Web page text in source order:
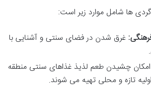
ها شامل موارد زیر است:
غرق شدن در فضای سنتی و آشنایی با
امکان چشیدن طعم لذیذ غذاهای سنتی منطقه
اولیه تازه و محلی تهیه می شوند.